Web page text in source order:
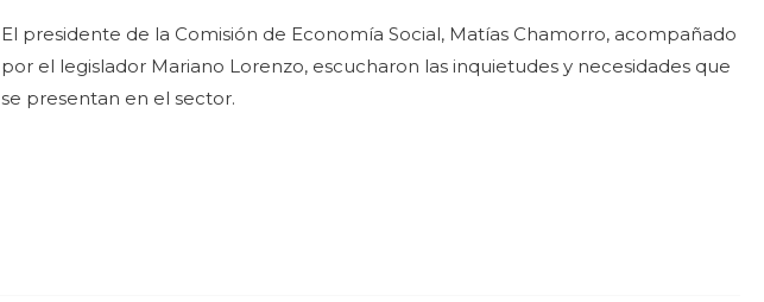
El presidente de la Comisión de Economía Social, Matías Chamorro, acompañado
por el legislador Mariano Lorenzo, escucharon las inquietudes y necesidades que
se presentan en el sector.